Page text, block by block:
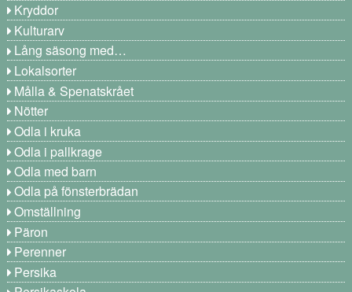
Kryddor
Kulturarv
Lång säsong med…
Lokalsorter
Målla & Spenatskrået
Nötter
Odla i kruka
Odla i pallkrage
Odla med barn
Odla på fönsterbrädan
Omställning
Päron
Perenner
Persika